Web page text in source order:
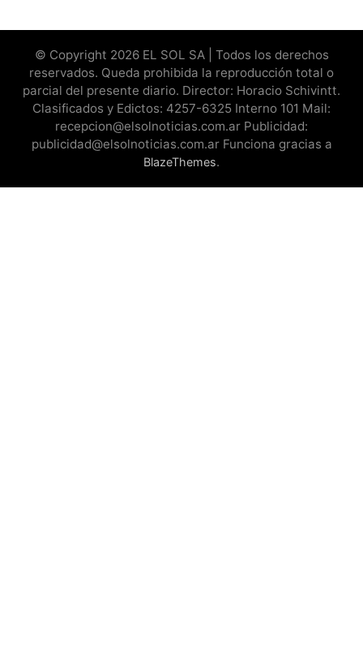
© Copyright 2026 EL SOL SA | Todos los derechos
reservados. Queda prohibida la reproducción total o
parcial del presente diario. Director: Horacio Schivintt.
Clasificados y Edictos: 4257-6325 Interno 101 Mail:
recepcion@elsolnoticias.com.ar Publicidad:
publicidad@elsolnoticias.com.ar Funciona gracias a
BlazeThemes.